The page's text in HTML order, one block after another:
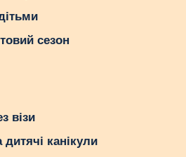
сезон
візи
канікули